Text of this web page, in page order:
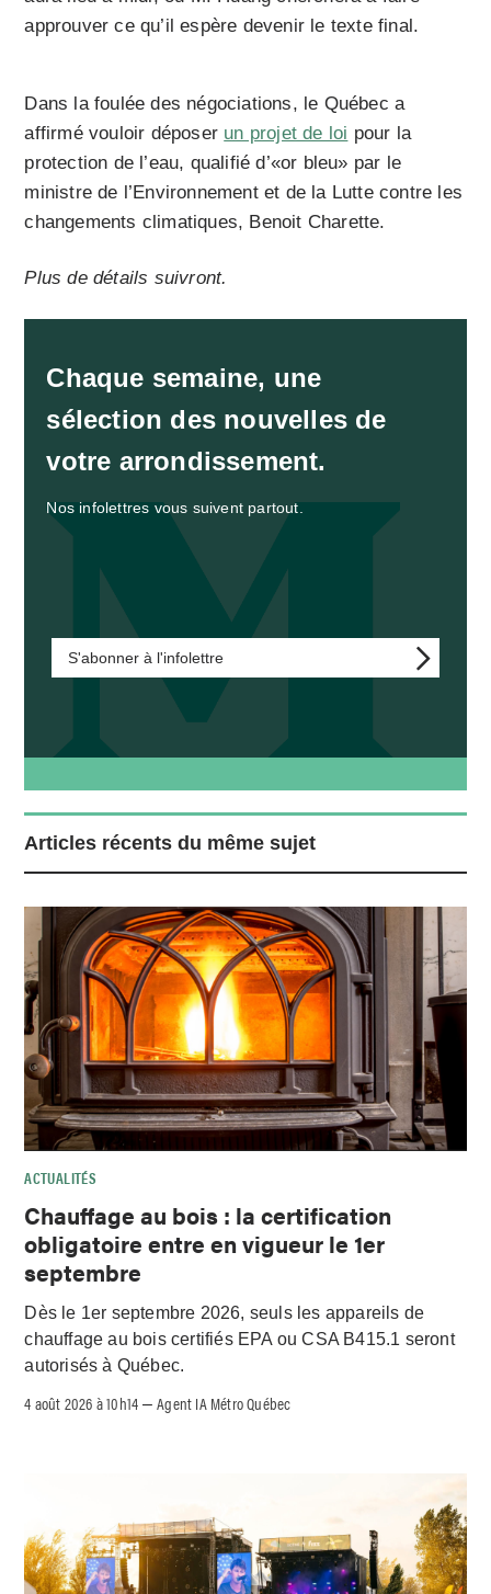
approuver ce qu’il espère devenir le texte final.
Dans la foulée des négociations, le Québec a
affirmé vouloir déposer un projet de loi pour la
protection de l’eau, qualifié d’«or bleu» par le
ministre de l’Environnement et de la Lutte contre les
changements climatiques, Benoit Charette.
Plus de détails suivront.
Chaque semaine, une
sélection des nouvelles de
votre arrondissement.
Nos infolettres vous suivent partout.
S'abonner à l'infolettre
Articles récents du même sujet
ACTUALITÉS
Chauffage au bois : la certification
obligatoire entre en vigueur le 1er
septembre
Dès le 1er septembre 2026, seuls les appareils de
chauffage au bois certifiés EPA ou CSA B415.1 seront
autorisés à Québec.
4 août 2026 à 10h14 –Agent IA Métro Québec